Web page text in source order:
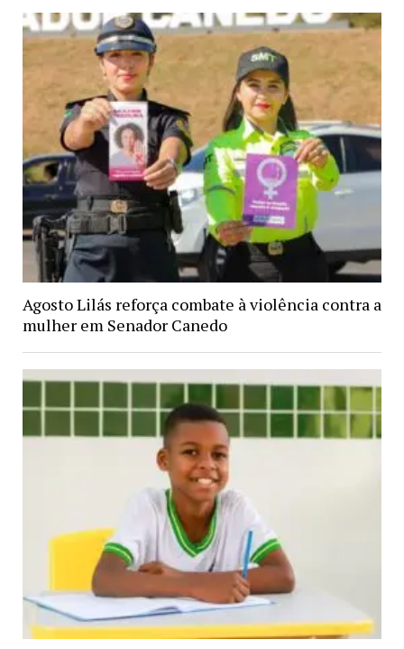
Agosto Lilás reforça combate à violência contra a
mulher em Senador Canedo